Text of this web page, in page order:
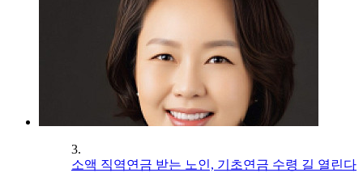
3.
소액 직역연금 받는 노인, 기초연금 수령 길 열린다